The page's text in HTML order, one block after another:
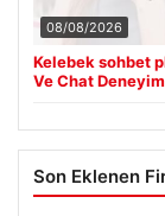
08/08/2026
Kelebek sohbet
Ve Chat
Son Eklenen